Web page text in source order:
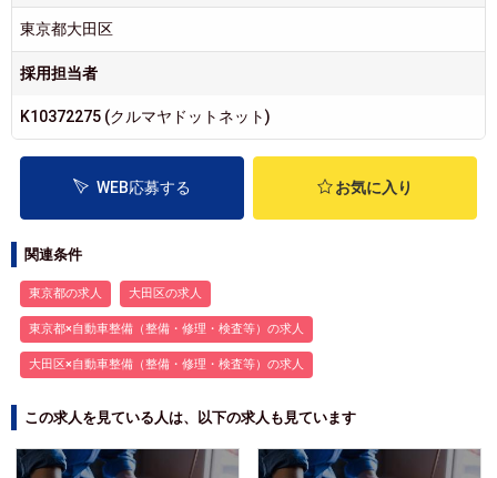
東京都大田区
採用担当者
K10372275 (クルマヤドットネット)
WEB応募する お気に入り
関連条件
東京都の求人 大田区の求人
東京都×自動車整備（整備・修理・検査等）の求人
大田区×自動車整備（整備・修理・検査等）の求人
この求人を見ている人は、以下の求人も見ています